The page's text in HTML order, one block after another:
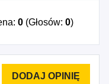
na dzień
z przewagą
4721Z -
0 (Głosów: 0)